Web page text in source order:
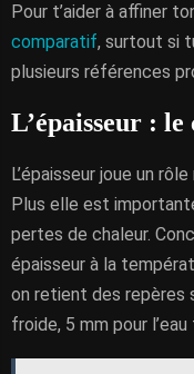
Pour t’aider à affiner
comparatif, surtout si
plusieurs références
L’épaisseur :
L’épaisseur joue un
Plus elle est
pertes de chaleur.
épaisseur à la
on retient des repères
froide, 5 mm pour